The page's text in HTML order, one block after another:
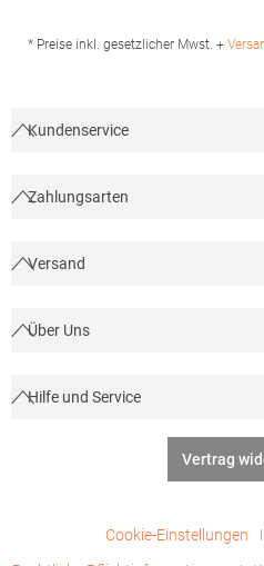
* Preise inkl. gesetzlicher Mwst. +
Kundenservice
Zahlungsarten
Versand
Über Uns
Hilfe und Service
Vertrag
Cookie-Einstellungen